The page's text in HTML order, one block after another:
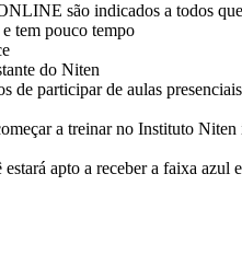
são indicados a todos
tem pouco tempo
do Niten
de participar de aulas presenciais
a treinar no Instituto Niten
apto a receber a faixa azul